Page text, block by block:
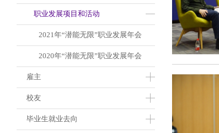
职业发展项目和活动
2021年“潜能无限”职业发展年会
2020年“潜能无限”职业发展年会
雇主
校友
毕业生就业去向